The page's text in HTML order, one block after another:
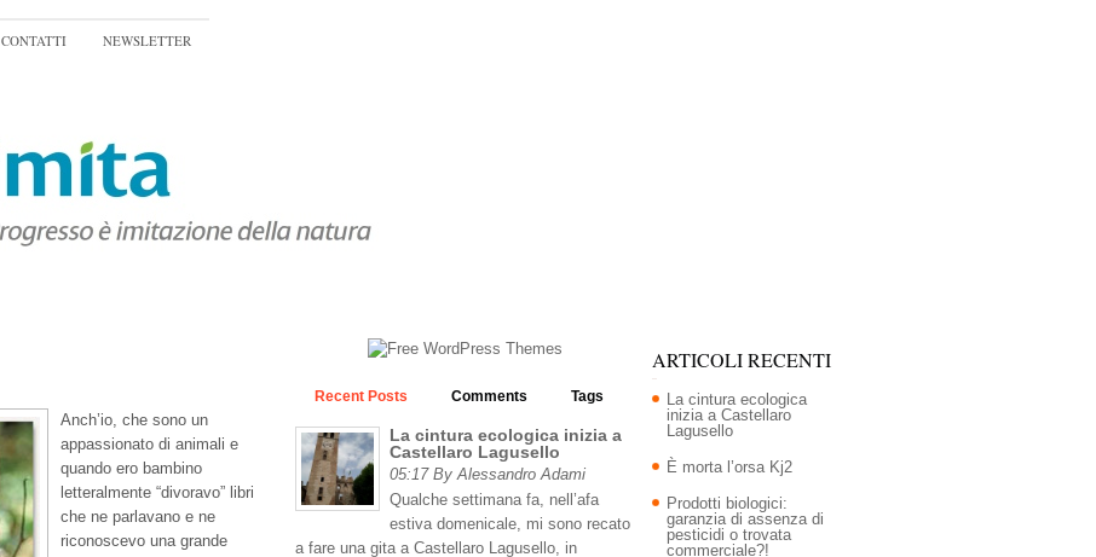
CONTATTI NEWSLETTER
Anch’io, che sono un
appassionato di animali e
quando ero bambino
letteralmente “divoravo” libri
che ne parlavano e ne
riconoscevo una grande
Recent Posts Comments Tags
La cintura ecologica inizia a
Castellaro Lagusello
05:17 By Alessandro Adami
Qualche settimana fa, nell’afa
estiva domenicale, mi sono recato
a fare una gita a Castellaro Lagusello, in
ARTICOLI RECENTI
La cintura ecologica
inizia a Castellaro
Lagusello
È morta l’orsa Kj2
Prodotti biologici:
garanzia di assenza di
pesticidi o trovata
commerciale?!